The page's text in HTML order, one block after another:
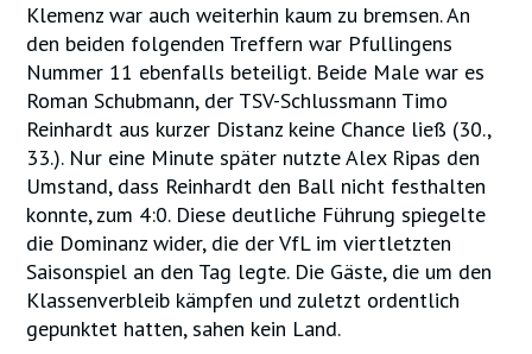
Klemenz war auch weiterhin kaum zu bremsen. An
den beiden folgenden Treffern war Pfullingens
Nummer 11 ebenfalls beteiligt. Beide Male war es
Roman Schubmann, der TSV-Schlussmann Timo
Reinhardt aus kurzer Distanz keine Chance ließ (30.,
33.). Nur eine Minute später nutzte Alex Ripas den
Umstand, dass Reinhardt den Ball nicht festhalten
konnte, zum 4:0. Diese deutliche Führung spiegelte
die Dominanz wider, die der VfL im viertletzten
Saisonspiel an den Tag legte. Die Gäste, die um den
Klassenverbleib kämpfen und zuletzt ordentlich
gepunktet hatten, sahen kein Land.